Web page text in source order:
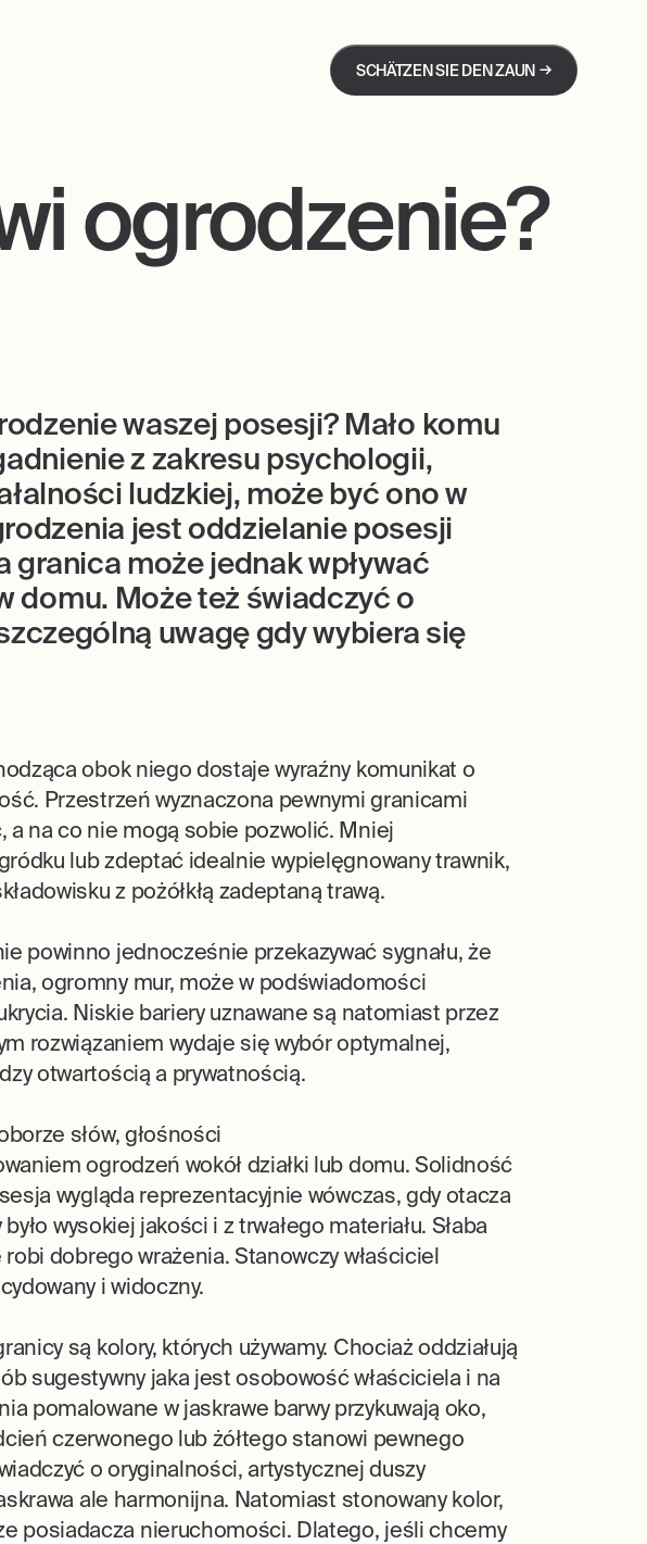
SCHÄTZEN SIE DEN ZAUN →
ogrodzenie?
waszej posesji? Mało komu
z zakresu psychologii,
ludzkiej, może być ono w
jest oddzielanie posesji
granica może jednak wpływać
domu. Może też świadczyć o
uwagę gdy wybiera się
obok niego dostaje wyraźny komunikat o
Przestrzeń wyznaczona pewnymi granicami
a na co nie mogą sobie pozwolić. Mniej
lub zdeptać idealnie wypielęgnowany trawnik,
z pożółkłą zadeptaną trawą.
powinno jednocześnie przekazywać sygnału, że
ogromny mur, może w podświadomości
Niskie bariery uznawane są natomiast przez
rozwiązaniem wydaje się wybór optymalnej,
otwartością a prywatnością.
słów, głośności
ogrodzeń wokół działki lub domu. Solidność
wygląda reprezentacyjnie wówczas, gdy otacza
wysokiej jakości i z trwałego materiału. Słaba
dobrego wrażenia. Stanowczy właściciel
i widoczny.
są kolory, których używamy. Chociaż oddziałują
sugestywny jaka jest osobowość właściciela i na
pomalowane w jaskrawe barwy przykuwają oko,
czerwonego lub żółtego stanowi pewnego
o oryginalności, artystycznej duszy
ale harmonijna. Natomiast stonowany kolor,
posiadacza nieruchomości. Dlatego, jeśli chcemy